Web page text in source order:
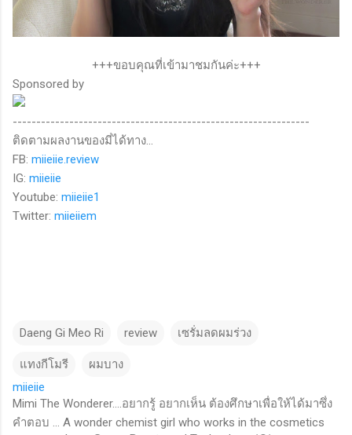
+++ขอบคุณที่เข้ามาชมกันค่ะ+++
Sponsored by
---------------------------------------------------------------
ติดตามผลงานของมี่ได้ทาง...
FB: miieiie.review
IG: miieiie
Youtube: miieiie1
Twitter: miieiiem
Daeng Gi Meo Ri review เซรั่มลดผมร่วง
แทงกีโมรี
ผมบาง
miieiie
Mimi The Wonderer....อยากรู้ อยากเห็น ต้องศึกษาเพื่อให้ได้มาซึ่ง
คำตอบ ... A wonder chemist girl who works in the cosmetics